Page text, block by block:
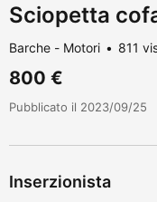
Sciopetta
Barche - Motori 811
800 €
Pubblicato il 2023/09/25
Inserzionista